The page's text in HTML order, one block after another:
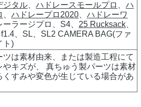
ジタル ハドレースモールプロ
ハ
ハドレープロ2020
ハドレーワ
ーラージプロ、S4、 25 Rucksack
f1.4、SL、SL2 CAMERA BAG(ファ
ト)
ツは素材由来、または製造工程にて
やキズが、 真ちゅう製パーツは素材
くすみや変色が生じている場合があ